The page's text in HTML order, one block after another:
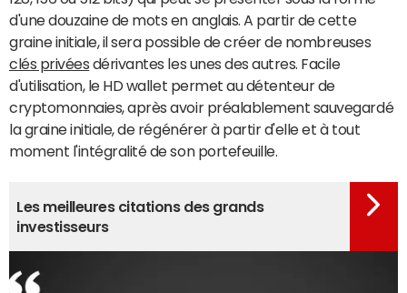
d'une douzaine de mots en anglais. A partir de cette
graine initiale, il sera possible de créer de nombreuses
clés privées dérivantes les unes des autres. Facile
d'utilisation, le HD wallet permet au détenteur de
cryptomonnaies, après avoir préalablement sauvegardé
la graine initiale, de régénérer à partir d'elle et à tout
moment l'intégralité de son portefeuille.
Les meilleures citations des grands
investisseurs